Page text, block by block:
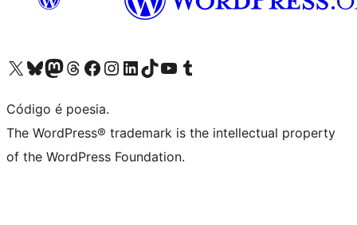
Visite a nossa conta X (antigo Twitter)
Visit our Bluesky account
Visit our Mastodon account
Visit our Threads account
Visite a nossa página do Facebook
Visite a nossa conta no Instagram
Visite a nossa conta no LinkedIn
Visit our TikTok account
Visit our YouTube channel
Visit our Tumblr account
Código é poesia.
The WordPress® trademark is the intellectual property
of the WordPress Foundation.